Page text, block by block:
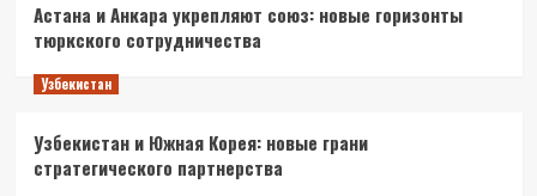
Астана и Анкара укрепляют союз: новые горизонты
тюркского сотрудничества
Узбекистан
Узбекистан и Южная Корея: новые грани
стратегического партнерства